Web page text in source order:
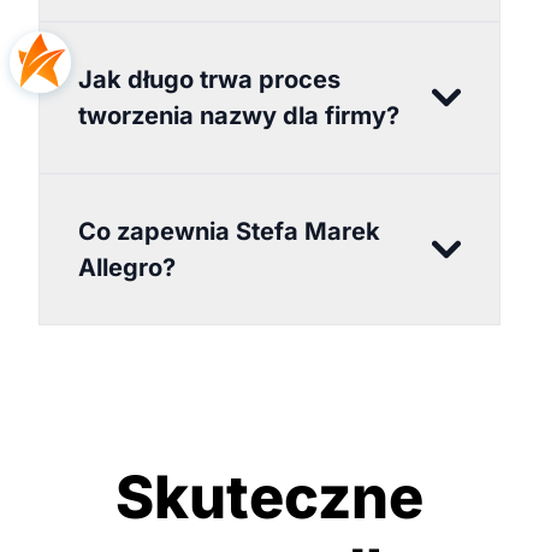
Jak długo trwa proces
tworzenia nazwy dla firmy?
Co zapewnia Stefa Marek
Allegro?
Skuteczne